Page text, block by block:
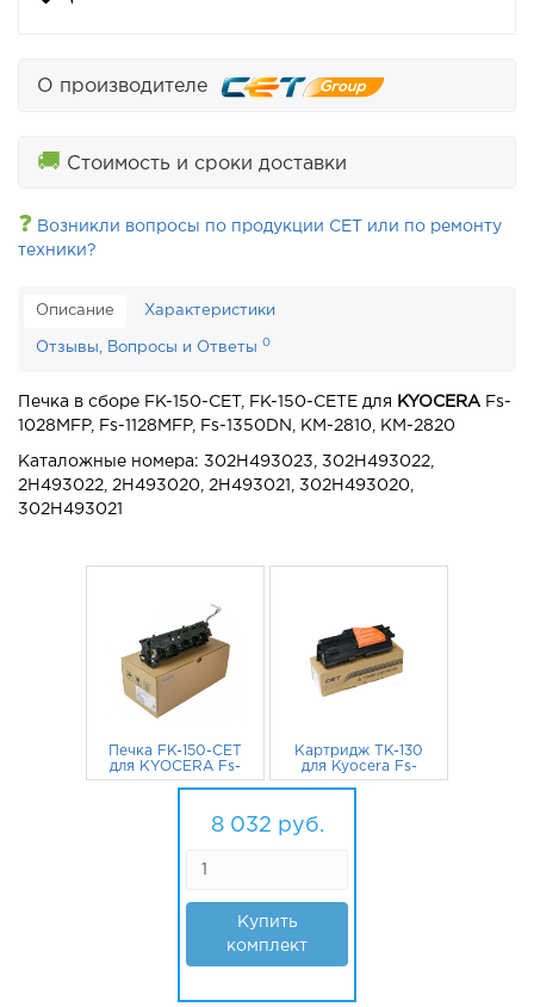
О производителе
🚚 Стоимость и сроки доставки
❓ Возникли вопросы по продукции CET или по ремонту
техники?
Описание Характеристики
Отзывы, Вопросы и Ответы 0
Печка в сборе FK-150-CET, FK-150-CETE для KYOCERA Fs-
1028MFP, Fs-1128MFP, Fs-1350DN, KM-2810, KM-2820
Каталожные номера: 302H493023, 302H493022,
2H493022, 2H493020, 2H493021, 302H493020,
302H493021
Печка FK-150-CET
для KYOCERA Fs-
1028MFP, Fs-
302H493021
Картридж TK-130
для Kyocera Fs-
1028MFP, Fs-
8 032 руб.
Купить
комплект